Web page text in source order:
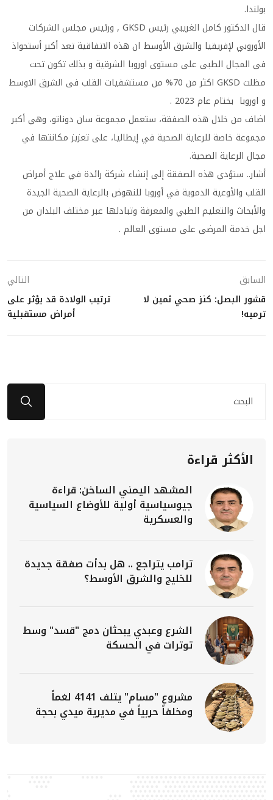
بولندا.
قال الدكتور كامل الغريبي رئيس GKSD , ورئيس مجلس الشركات
الأوروبي لإفريقيا والشرق الأوسط ان هذه الاتفاقية تعد أكبر أستحواذ
فى المجال الطبى على مستوى اوروبا الشرقية و بذلك تكون تحت
مظلت GKSD اكثر من 70% من مستشفيات القلب فى الشرق الاوسط
و اوروبا بختام عام 2023 .
اضاف من خلال هذه الصفقة، ستعمل مجموعة سان دوناتو، وهي أكبر
مجموعة خاصة للرعاية الصحية في إيطاليا، على تعزيز مكانتها في
مجال الرعاية الصحية.
أشار.. ستؤدي هذه الصفقة إلى إنشاء شركة رائدة في علاج أمراض
القلب والأوعية الدموية في أوروبا للنهوض بالرعاية الصحية الجيدة
والأبحاث والتعليم الطبي والمعرفة وتبادلها عبر مختلف البلدان من
اجل خدمة المرضى على مستوى العالم .
السابق
قشور البصل: كنز صحي ثمين لا
ترميه!
التالي
ترتيب الولادة قد يؤثر على
أمراض مستقبلية
الأكثر قراءة
المشهد اليمني الساخن: قراءة
جيوسياسية أولية للأوضاع السياسية
والعسكرية
ترامب يتراجع .. هل بدأت صفقة جديدة
للخليج والشرق الأوسط؟
الشرع وعبدي يبحثان دمج "قسد" وسط
توترات في الحسكة
مشروع "مسام" يتلف 4141 لغماً
ومخلفاً حربياً في مديرية ميدي بحجة